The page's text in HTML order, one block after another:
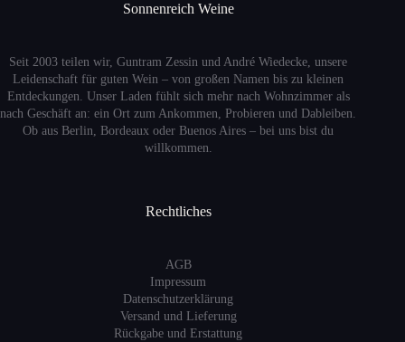
Sonnenreich Weine
Seit 2003 teilen wir, Guntram Zessin und André Wiedecke, unsere
Leidenschaft für guten Wein – von großen Namen bis zu kleinen
Entdeckungen. Unser Laden fühlt sich mehr nach Wohnzimmer als
nach Geschäft an: ein Ort zum Ankommen, Probieren und Dableiben.
Ob aus Berlin, Bordeaux oder Buenos Aires – bei uns bist du
willkommen.
Rechtliches
AGB
Impressum
Datenschutzerklärung
Versand und Lieferung
Rückgabe und Erstattung